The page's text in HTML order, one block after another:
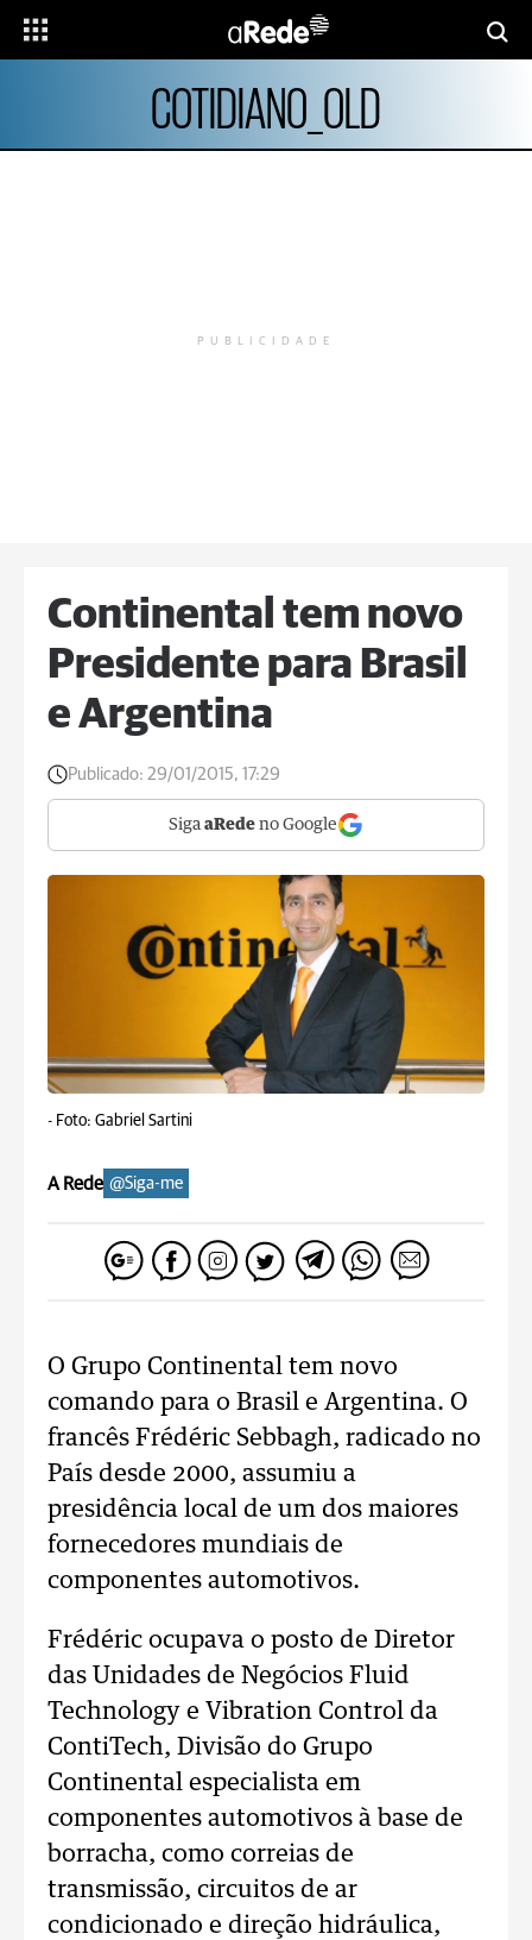
COTIDIANO_OLD
PUBLICIDADE
Continental tem novo
Presidente para Brasil
e Argentina
Publicado: 29/01/2015, 17:29
Siga aRede no Google
- Foto: Gabriel Sartini
A Rede @Siga-me
O Grupo Continental tem novo
comando para o Brasil e Argentina. O
francês Frédéric Sebbagh, radicado no
País desde 2000, assumiu a
presidência local de um dos maiores
fornecedores mundiais de
componentes automotivos.
Frédéric ocupava o posto de Diretor
das Unidades de Negócios Fluid
Technology e Vibration Control da
ContiTech, Divisão do Grupo
Continental especialista em
componentes automotivos à base de
borracha, como correias de
transmissão, circuitos de ar
condicionado e direção hidráulica,